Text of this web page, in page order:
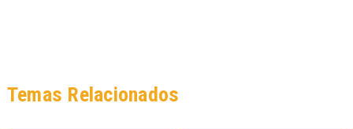
Temas Relacionados